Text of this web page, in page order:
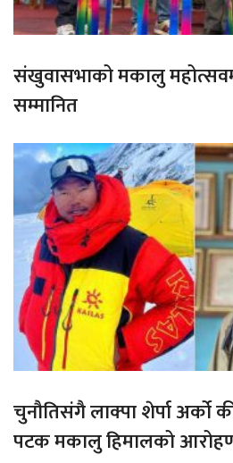
संखुवासभाको मकालु
सम्मानित
चुनौतिसंगै लाक्पा शेर्पा अर्को
पटक मकालु हिमालको